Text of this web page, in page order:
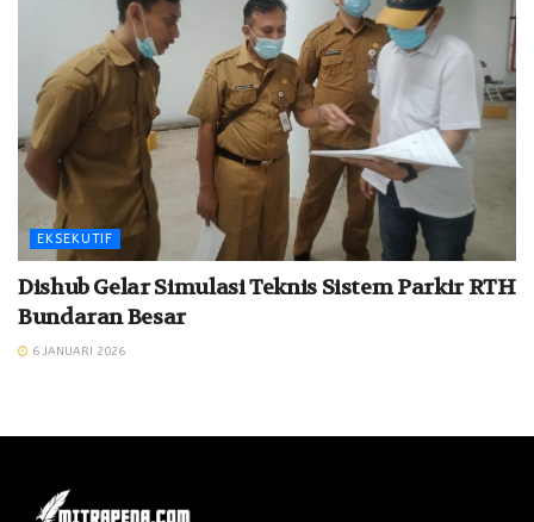
EKSEKUTIF
Dishub Gelar Simulasi Teknis Sistem Parkir RTH
Bundaran Besar
6 JANUARI 2026